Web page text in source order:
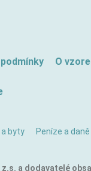
O
byty Peníze a daně
a dodavatelé